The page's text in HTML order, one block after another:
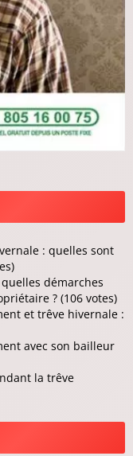
: quelles sont
démarches
? (106 votes)
et trêve hivernale :
avec son bailleur
la trêve